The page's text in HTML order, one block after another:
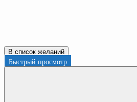
В список желаний
Быстрый просмотр